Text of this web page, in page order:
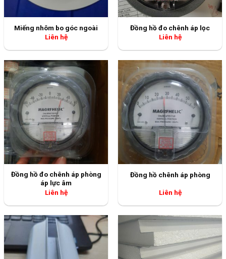
Miếng nhôm bo góc ngoài
Liên hệ
Đồng hồ đo chênh áp lọc
Liên hệ
Đồng hồ đo chênh áp phòng
áp lực âm
Liên hệ
Đồng hồ chênh áp phòng
Liên hệ